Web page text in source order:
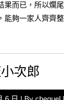
果而已，所以爛
能夠一家人齊齊
次郎